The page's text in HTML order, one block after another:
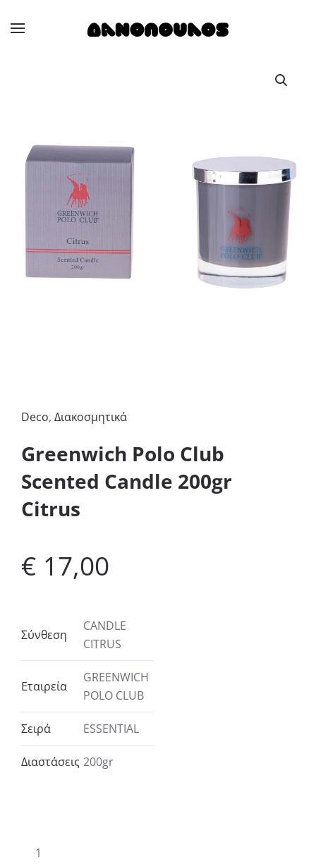
Skip to main content
Deco, Διακοσμητικά
Greenwich Polo Club
Scented Candle 200gr
Citrus
€ 17,00
Σύνθεση
CANDLE
CITRUS
Εταιρεία
GREENWICH
POLO CLUB
Σειρά ESSENTIAL
Διαστάσεις 200gr
Greenwich